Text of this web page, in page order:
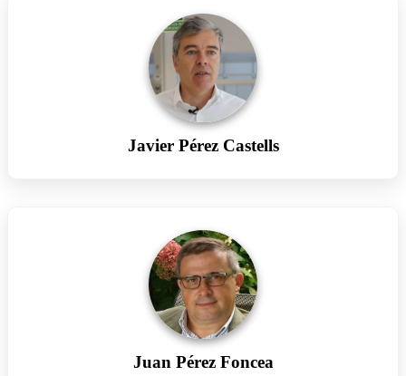
Javier Pérez Castells
Juan Pérez Foncea